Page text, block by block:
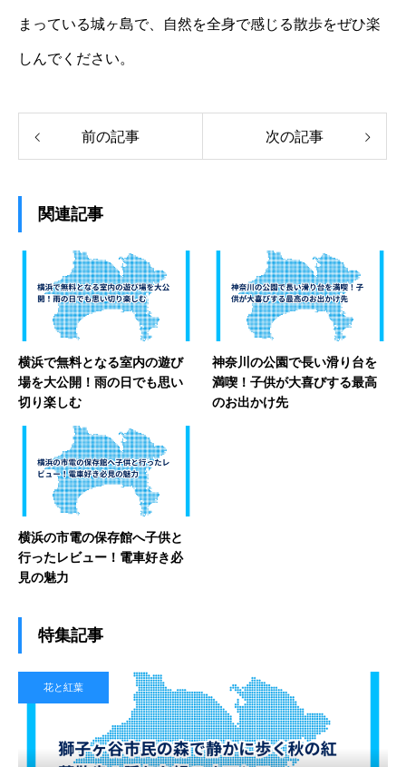
まっている城ヶ島で、自然を全身で感じる散歩をぜひ楽
しんでください。
前の記事 次の記事
関連記事
横浜で無料となる室内の遊び
場を大公開！雨の日でも思い
切り楽しむ
神奈川の公園で長い滑り台を
満喫！子供が大喜びする最高
のお出かけ先
横浜の市電の保存館へ子供と
行ったレビュー！電車好き必
見の魅力
特集記事
花と紅葉